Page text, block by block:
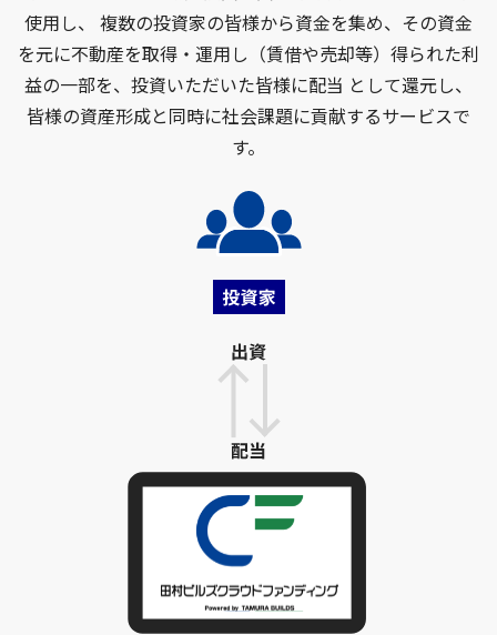
使用し、 複数の投資家の皆様から資金を集め、その資金
を元に不動産を取得・運用し（賃借や売却等）得られた利
益の一部を、投資いただいた皆様に配当 として還元し、
皆様の資産形成と同時に社会課題に貢献するサービスで
す。